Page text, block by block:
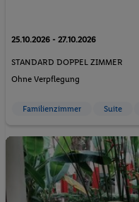
25.10.2026 - 27.10.2026
STANDARD DOPPEL ZIMMER
Ohne Verpflegung
Familienzimmer Suite